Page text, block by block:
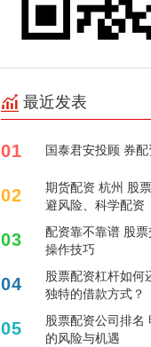
最近发表
01 国泰君安投顾 券
02
期货配资 杭州 股
避风险、科学配资
03
配资靠不靠谱 股
操作技巧
04
股票配资杠杆如何
独特的借款方式？
05
股票配资公司排名
的风险与机遇